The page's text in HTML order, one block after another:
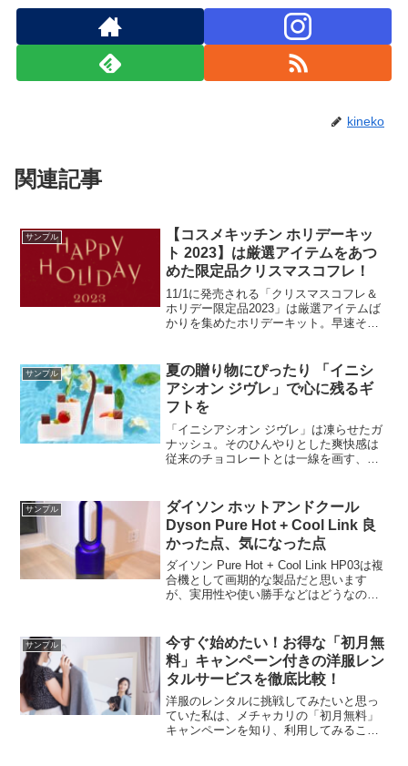
kineko
関連記事
サンプル
【コスメキッチン ホリデーキッ
ト 2023】は厳選アイテムをあつ
めた限定品クリスマスコフレ！
11/1に発売される「クリスマスコフレ＆
ホリデー限定品2023」は厳選アイテムば
かりを集めたホリデーキット。早速その
サンプル
夏の贈り物にぴったり 「イニシ
アシオン ジヴレ」で心に残るギ
フトを
「イニシアシオン ジヴレ」は凍らせたガ
ナッシュ。そのひんやりとした爽快感は
従来のチョコレートとは一線を画す、新
魅了するでしょう！
サンプル
ダイソン ホットアンドクール
Dyson Pure Hot + Cool Link 良
かった点、気になった点
ダイソン Pure Hot + Cool Link HP03は複
合機として画期的な製品だと思います
が、実用性や使い勝手などはどうなの
方は参考にしてください。
サンプル
今すぐ始めたい！お得な「初月無
料」キャンペーン付きの洋服レン
タルサービスを徹底比較！
洋服のレンタルに挑戦してみたいと思っ
ていた私は、メチャカリの「初月無料」
キャンペーンを知り、利用してみること